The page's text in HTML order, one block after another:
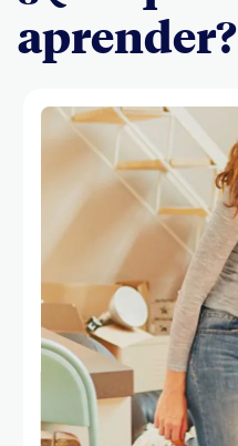
aprender?